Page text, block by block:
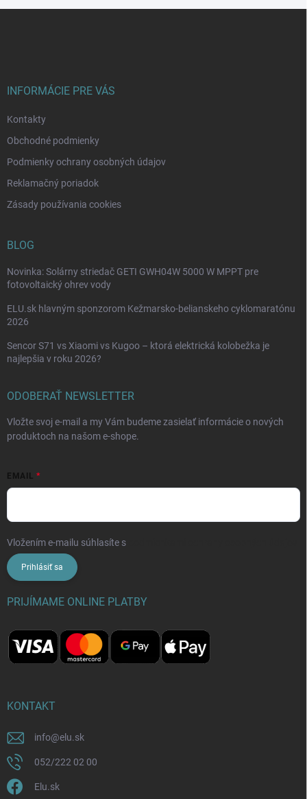
INFORMÁCIE PRE VÁS
Kontakty
Obchodné podmienky
Podmienky ochrany osobných údajov
Reklamačný poriadok
Zásady používania cookies
BLOG
Novinka: Solárny striedač GETI GWH04W 5000 W MPPT pre
fotovoltaický ohrev vody
ELU.sk hlavným sponzorom Kežmarsko-belianskeho cyklomaratónu
2026
Sencor S71 vs Xiaomi vs Kugoo – ktorá elektrická kolobežka je
najlepšia v roku 2026?
ODOBERAŤ NEWSLETTER
Vložte svoj e-mail a my Vám budeme zasielať informácie o nových
produktoch na našom e-shope.
EMAIL
Vložením e-mailu súhlasíte s
Prihlásiť sa
PRIJÍMAME ONLINE PLATBY
KONTAKT
info@elu.sk
052/222 02 00
Elu.sk